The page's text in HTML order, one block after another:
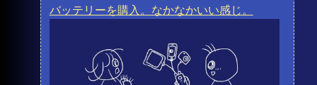
バッテリーを購入。なかなかいい感じ。